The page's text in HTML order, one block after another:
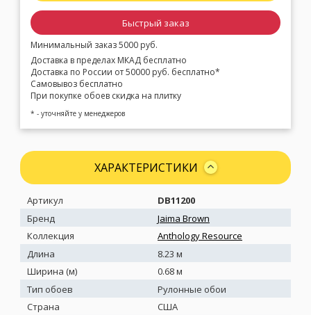
Быстрый заказ
Минимальный заказ 5000 руб.
Доставка в пределах МКАД бесплатно
Доставка по России от 50000 руб. бесплатно*
Самовывоз бесплатно
При покупке обоев скидка на плитку
* - уточняйте у менеджеров
ХАРАКТЕРИСТИКИ
Артикул
DB11200
Бренд
Jaima Brown
Коллекция
Anthology Resource
Длина
8.23 м
Ширина (м)
0.68 м
Тип обоев
Рулонные обои
Страна
США